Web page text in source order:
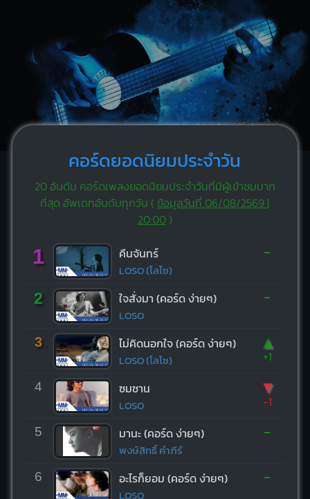
คอร์ดยอดนิยมประจำวัน
20 อันดับ คอร์ดเพลงยอดนิยมประจำวันที่มีผู้เข้าชมมาก
ที่สุด อัพเดทอันดับทุกวัน ( ข้อมูลวันที่ 06/08/2569 |
20:00)
1 คืนจันทร์
LOSO (โลโซ)
-
2 ใจสั่งมา (คอร์ด ง่ายๆ)
LOSO
-
3 ไม่คิดนอกใจ (คอร์ด ง่ายๆ)
LOSO (โลโซ)
▲
+1
4 ซมซาน
LOSO
▼
-1
5 มานะ (คอร์ด ง่ายๆ)
พงษ์สิทธิ์ คำภีร์
-
6 อะไรก็ยอม (คอร์ด ง่ายๆ)
LOSO
-